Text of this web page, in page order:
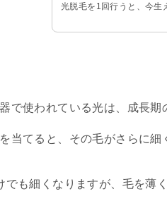
光脱毛を1回行うと、今生
で使われている光は、成長
当てると、その毛がさらに
でも細くなりますが、毛を薄